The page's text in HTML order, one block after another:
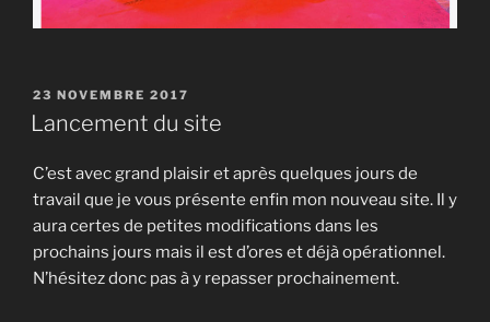
PUBLIÉ
LE
23 NOVEMBRE 2017
Lancement du site
C’est avec grand plaisir et après quelques jours de
travail que je vous présente enfin mon nouveau site. Il y
aura certes de petites modifications dans les
prochains jours mais il est d’ores et déjà opérationnel.
N’hésitez donc pas à y repasser prochainement.